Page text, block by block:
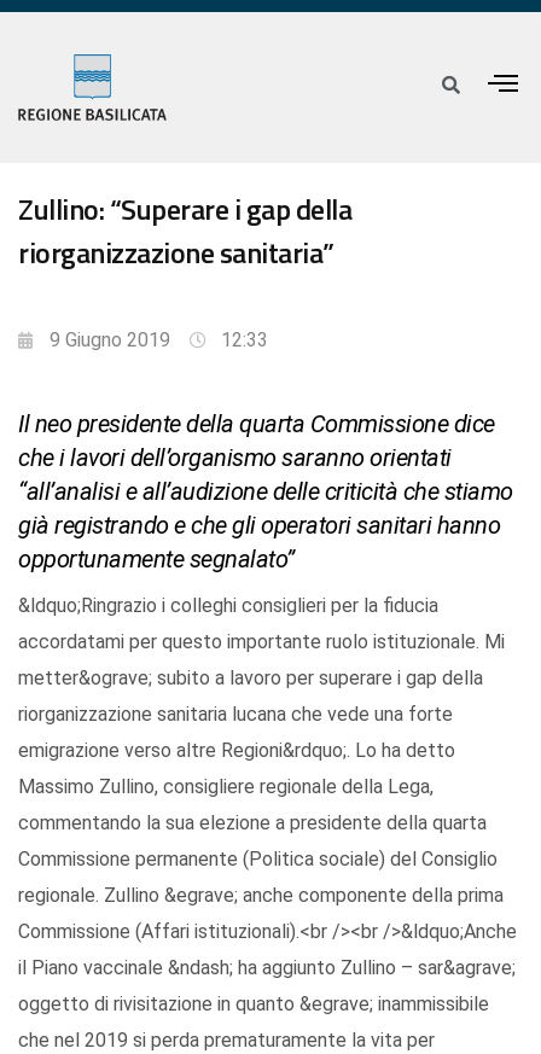
Zullino: “Superare i gap della
riorganizzazione sanitaria”
9 Giugno 2019 12:33
Il neo presidente della quarta Commissione dice
che i lavori dell’organismo saranno orientati
“all’analisi e all’audizione delle criticità che stiamo
già registrando e che gli operatori sanitari hanno
opportunamente segnalato”
&ldquo;Ringrazio i colleghi consiglieri per la fiducia
accordatami per questo importante ruolo istituzionale. Mi
metter&ograve; subito a lavoro per superare i gap della
riorganizzazione sanitaria lucana che vede una forte
emigrazione verso altre Regioni&rdquo;. Lo ha detto
Massimo Zullino, consigliere regionale della Lega,
commentando la sua elezione a presidente della quarta
Commissione permanente (Politica sociale) del Consiglio
regionale. Zullino &egrave; anche componente della prima
Commissione (Affari istituzionali).<br /><br />&ldquo;Anche
il Piano vaccinale &ndash; ha aggiunto Zullino – sar&agrave;
oggetto di rivisitazione in quanto &egrave; inammissibile
che nel 2019 si perda prematuramente la vita per